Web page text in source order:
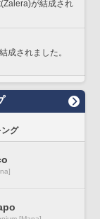
が結成され
成されました。
グ